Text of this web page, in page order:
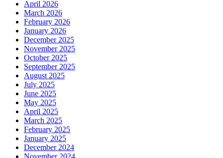
April 2026
March 2026
February 2026
January 2026
December 2025
November 2025
October 2025
September 2025
August 2025
July 2025
June 2025
May 2025
April 2025
March 2025
February 2025
January 2025
December 2024